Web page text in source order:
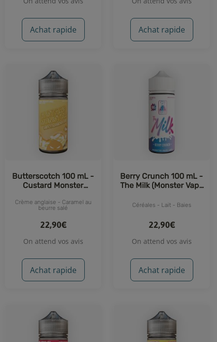
Achat rapide Achat rapide
Butterscotch 100 mL -
Custard Monster
Crème anglaise - Caramel au
beurre salé
22,90€
On attend vos avis
Achat rapide
Berry Crunch 100 mL -
The Milk (Monster Vape
Céréales - Lait - Baies
22,90€
On attend vos avis
Achat rapide